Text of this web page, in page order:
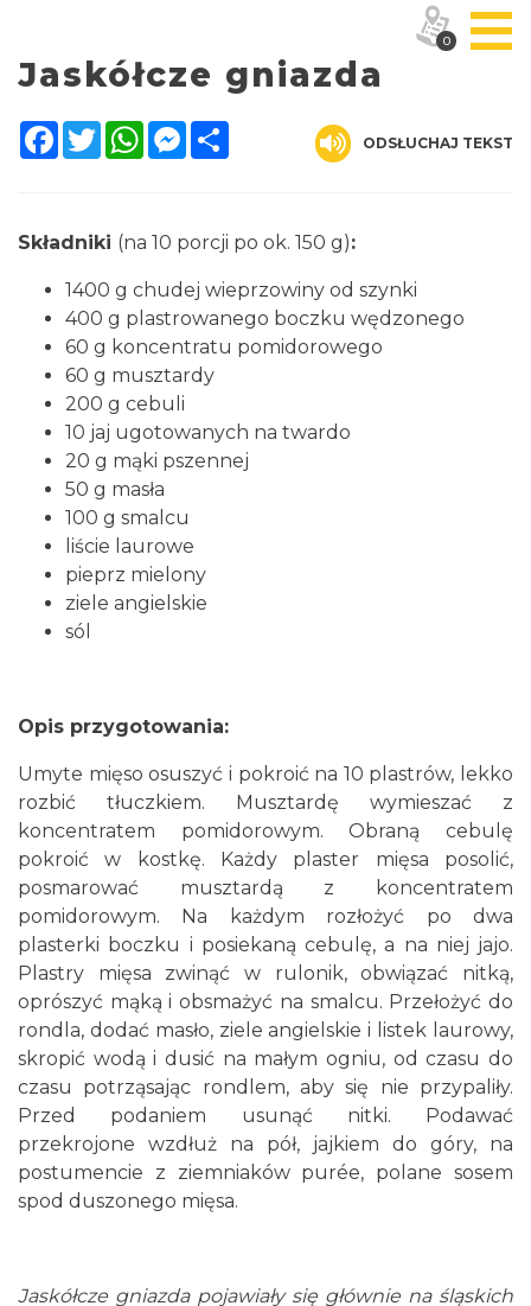
Jaskółcze gniazda
Facebook
TwitterWhatsAppMessenger
ODSŁUCHAJ TEKST
Składniki (na 10 porcji po ok. 150 g):
1400 g chudej wieprzowiny od szynki
400 g plastrowanego boczku wędzonego
60 g koncentratu pomidorowego
60 g musztardy
200 g cebuli
10 jaj ugotowanych na twardo
20 g mąki pszennej
50 g masła
100 g smalcu
liście laurowe
pieprz mielony
ziele angielskie
sól
Opis przygotowania:
Umyte mięso osuszyć i pokroić na 10 plastrów, lekko
rozbić tłuczkiem. Musztardę wymieszać z
koncentratem pomidorowym. Obraną cebulę
pokroić w kostkę. Każdy plaster mięsa posolić,
posmarować musztardą z koncentratem
pomidorowym. Na każdym rozłożyć po dwa
plasterki boczku i posiekaną cebulę, a na niej jajo.
Plastry mięsa zwinąć w rulonik, obwiązać nitką,
oprószyć mąką i obsmażyć na smalcu. Przełożyć do
rondla, dodać masło, ziele angielskie i listek laurowy,
skropić wodą i dusić na małym ogniu, od czasu do
czasu potrząsając rondlem, aby się nie przypaliły.
Przed podaniem usunąć nitki. Podawać
przekrojone wzdłuż na pół, jajkiem do góry, na
postumencie z ziemniaków purée, polane sosem
spod duszonego mięsa.
Jaskółcze gniazda pojawiały się głównie na śląskich
0